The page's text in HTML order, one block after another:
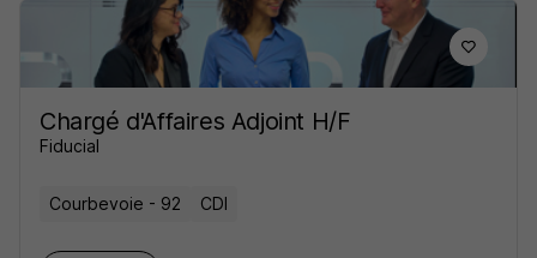
Chargé d'Affaires Adjoint H/F
Fiducial
Courbevoie - 92 CDI